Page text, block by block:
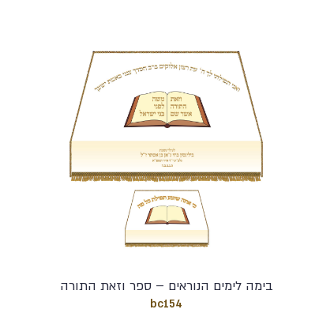
בימה לימים הנוראים – ספר וזאת התורה
bc154